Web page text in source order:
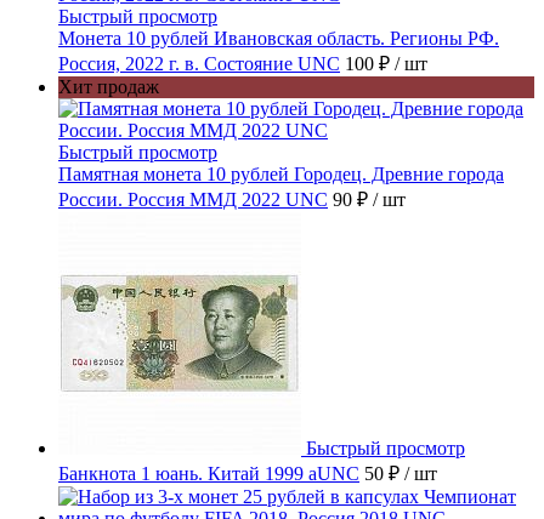
Быстрый просмотр
Монета 10 рублей Ивановская область. Регионы РФ.
Россия, 2022 г. в. Состояние UNC 100 ₽ / шт
Хит продаж
Быстрый просмотр
Памятная монета 10 рублей Городец. Древние города
России. Россия ММД 2022 UNC 90 ₽ / шт
Быстрый просмотр
Банкнота 1 юань. Китай 1999 aUNC 50 ₽ / шт